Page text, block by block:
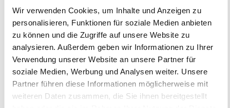
Wir verwenden Cookies, um Inhalte und Anzeigen zu
personalisieren, Funktionen für soziale Medien anbieten
zu können und die Zugriffe auf unsere Website zu
analysieren. Außerdem geben wir Informationen zu Ihrer
Verwendung unserer Website an unsere Partner für
soziale Medien, Werbung und Analysen weiter. Unsere
Partner führen diese Informationen möglicherweise mit
weiteren Daten zusammen, die Sie ihnen bereitgestellt
Chancen des Ganztags für kulturelle
Teilhabe nutzen
Die Autor:innen begrüßen den politischen Vorstoß und sehen
darin gute Chancen, kulturelle Bildung als Bestandteil der
schulischen Bildung zu sichern und auszubauen und somit
weitere Chancen für kulturelle Teilhabe zu schaffen.